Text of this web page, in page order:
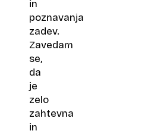
in
poznavanja
zadev.
Zavedam
se,
da
je
zelo
zahtevna
in